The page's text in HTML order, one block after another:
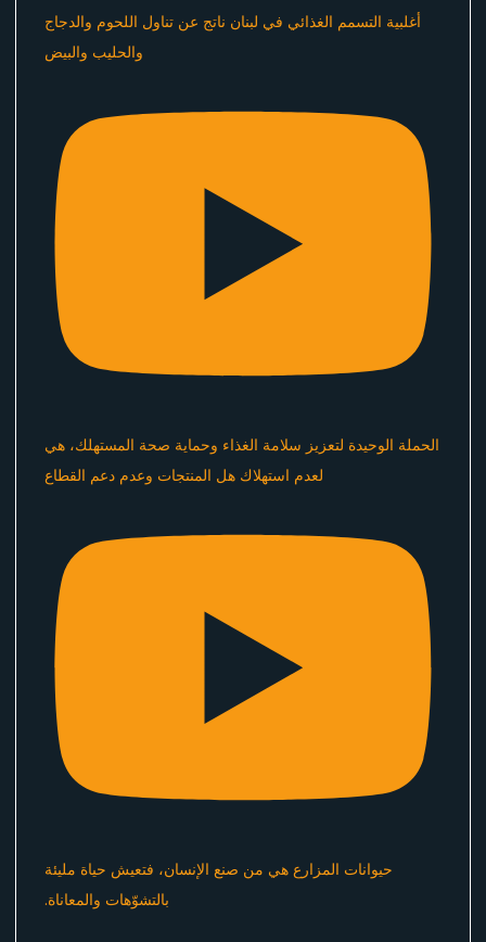
أغلبية التسمم الغذائي في لبنان ناتج عن تناول اللحوم والدجاج
والحليب والبيض
الحملة الوحيدة لتعزيز سلامة الغذاء وحماية صحة المستهلك، هي
لعدم استهلاك هل المنتجات وعدم دعم القطاع